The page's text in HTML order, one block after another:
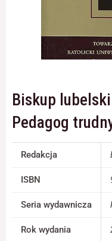
Biskup
Pedagog
Redakcja
ISBN
Seria wydawnicza
Rok wydania